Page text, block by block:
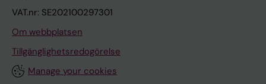
VAT.nr: SE202100297301
Om webbplatsen
Tillgänglighetsredogörelse
Manage your cookies